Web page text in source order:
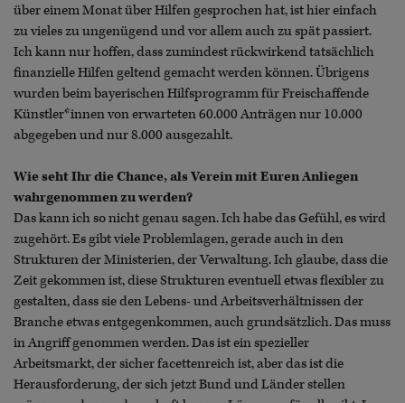
über einem Monat über Hilfen gesprochen hat, ist hier einfach
zu vieles zu ungenügend und vor allem auch zu spät passiert.
Ich kann nur hoffen, dass zumindest rückwirkend tatsächlich
finanzielle Hilfen geltend gemacht werden können. Übrigens
wurden beim bayerischen Hilfsprogramm für Freischaffende
Künstler*innen von erwarteten 60.000 Anträgen nur 10.000
abgegeben und nur 8.000 ausgezahlt.
Wie seht Ihr die Chance, als Verein mit Euren Anliegen
wahrgenommen zu werden?
Das kann ich so nicht genau sagen. Ich habe das Gefühl, es wird
zugehört. Es gibt viele Problemlagen, gerade auch in den
Strukturen der Ministerien, der Verwaltung. Ich glaube, dass die
Zeit gekommen ist, diese Strukturen eventuell etwas flexibler zu
gestalten, dass sie den Lebens- und Arbeitsverhältnissen der
Branche etwas entgegenkommen, auch grundsätzlich. Das muss
in Angriff genommen werden. Das ist ein spezieller
Arbeitsmarkt, der sicher facettenreich ist, aber das ist die
Herausforderung, der sich jetzt Bund und Länder stellen